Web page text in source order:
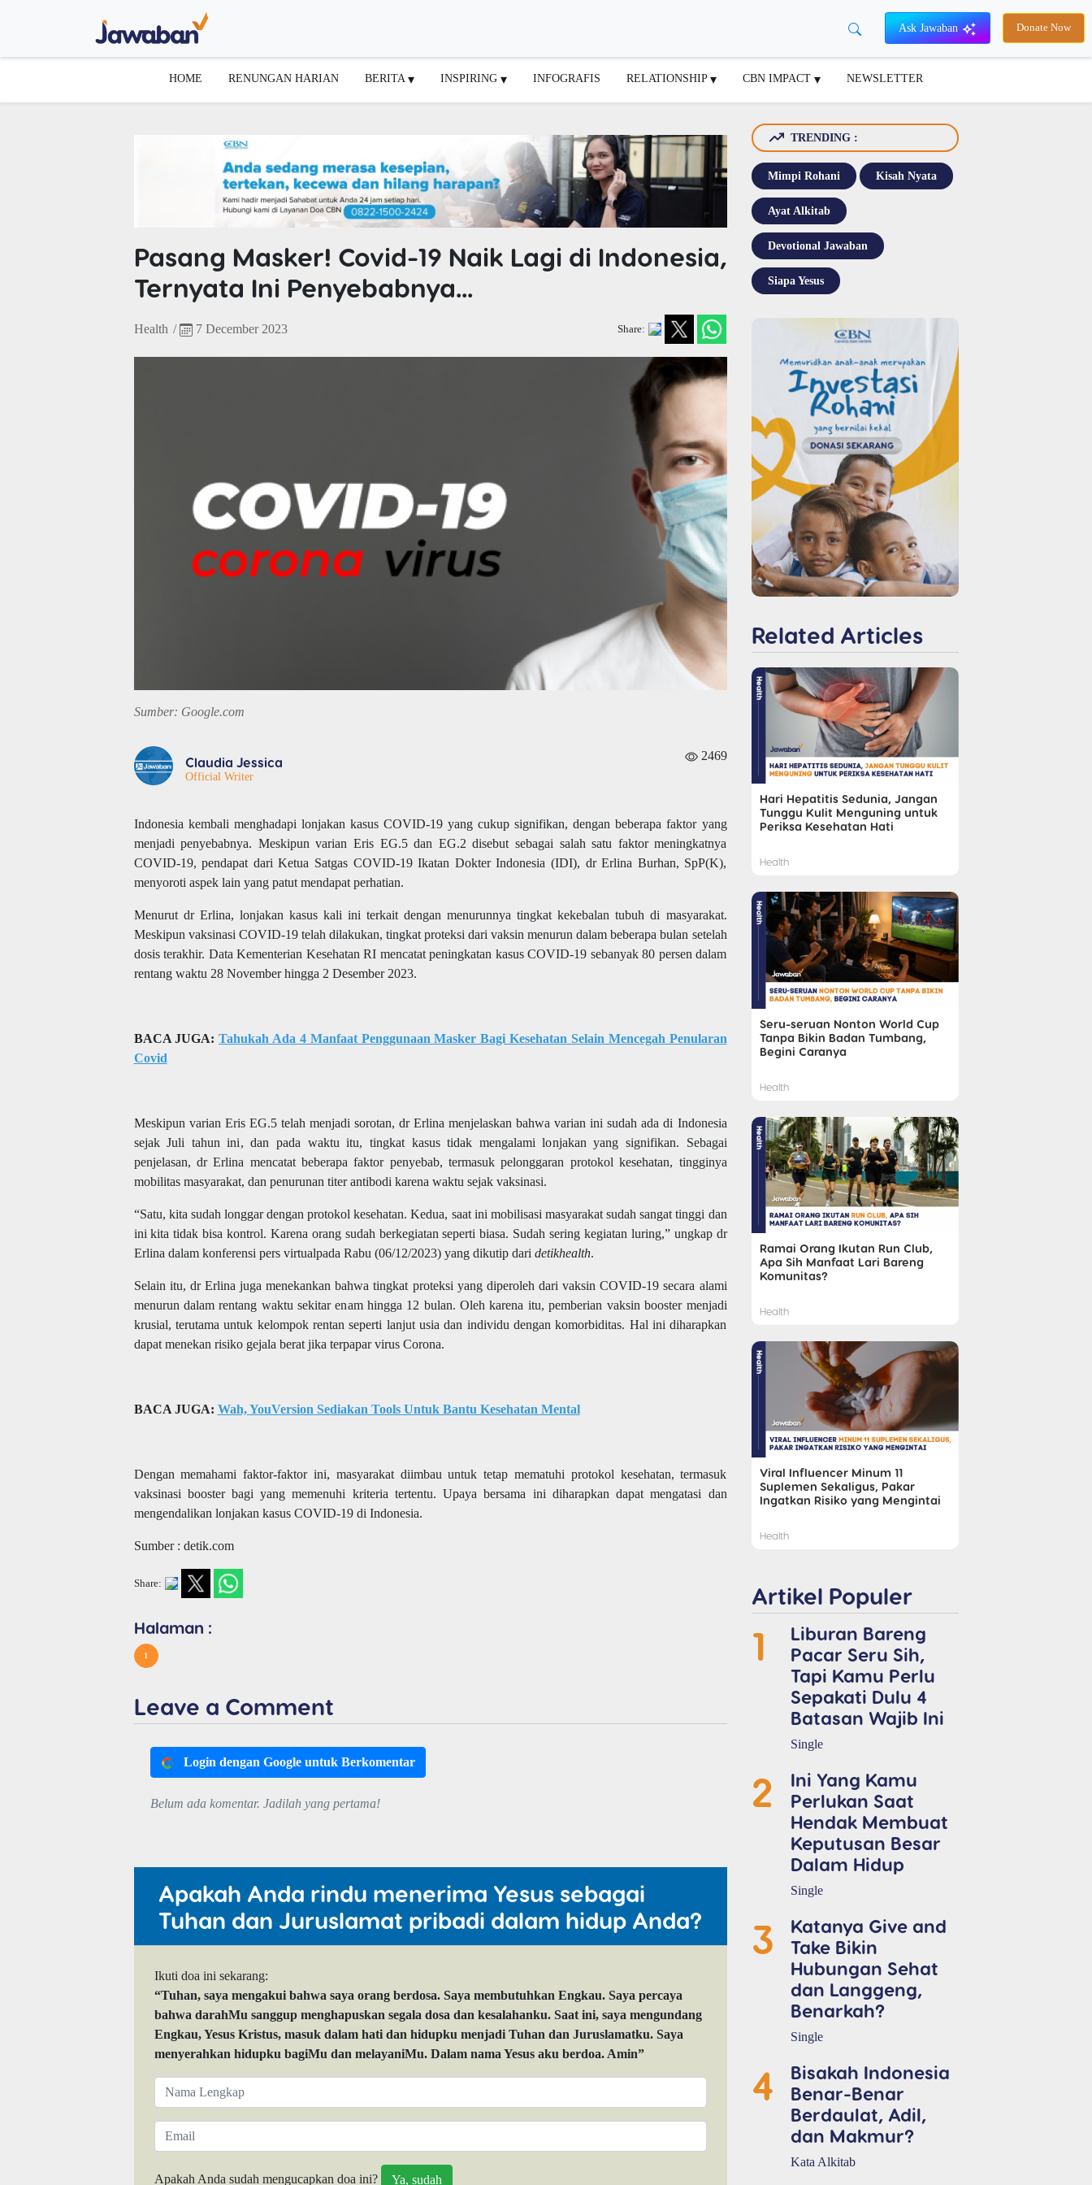
Ask Jawaban Donate Now
HOME RENUNGAN HARIAN BERITA INSPIRING INFOGRAFIS RELATIONSHIP CBN IMPACT NEWSLETTER
Pasang Masker! Covid-19 Naik Lagi di Indonesia,
Ternyata Ini Penyebabnya...
Health / 7 December 2023 Share:
Sumber: Google.com
Claudia Jessica
Official Writer
2469
Indonesia kembali menghadapi lonjakan kasus COVID-19 yang cukup signifikan, dengan beberapa faktor yang
menjadi penyebabnya. Meskipun varian Eris EG.5 dan EG.2 disebut sebagai salah satu faktor meningkatnya
COVID-19, pendapat dari Ketua Satgas COVID-19 Ikatan Dokter Indonesia (IDI), dr Erlina Burhan, SpP(K),
menyoroti aspek lain yang patut mendapat perhatian.
Menurut dr Erlina, lonjakan kasus kali ini terkait dengan menurunnya tingkat kekebalan tubuh di masyarakat.
Meskipun vaksinasi COVID-19 telah dilakukan, tingkat proteksi dari vaksin menurun dalam beberapa bulan setelah
dosis terakhir. Data Kementerian Kesehatan RI mencatat peningkatan kasus COVID-19 sebanyak 80 persen dalam
rentang waktu 28 November hingga 2 Desember 2023.
BACA JUGA:Tahukah Ada 4 Manfaat Penggunaan Masker Bagi Kesehatan Selain Mencegah Penularan
Covid
Meskipun varian Eris EG.5 telah menjadi sorotan, dr Erlina menjelaskan bahwa varian ini sudah ada di Indonesia
sejak Juli tahun ini, dan pada waktu itu, tingkat kasus tidak mengalami lonjakan yang signifikan. Sebagai
penjelasan, dr Erlina mencatat beberapa faktor penyebab, termasuk pelonggaran protokol kesehatan, tingginya
mobilitas masyarakat, dan penurunan titer antibodi karena waktu sejak vaksinasi.
“Satu, kita sudah longgar dengan protokol kesehatan. Kedua, saat ini mobilisasi masyarakat sudah sangat tinggi dan
ini kita tidak bisa kontrol. Karena orang sudah berkegiatan seperti biasa. Sudah sering kegiatan luring,” ungkap dr
Erlina dalam konferensi pers virtualpada Rabu (06/12/2023) yang dikutip dari detikhealth.
Selain itu, dr Erlina juga menekankan bahwa tingkat proteksi yang diperoleh dari vaksin COVID-19 secara alami
menurun dalam rentang waktu sekitar enam hingga 12 bulan. Oleh karena itu, pemberian vaksin booster menjadi
krusial, terutama untuk kelompok rentan seperti lanjut usia dan individu dengan komorbiditas. Hal ini diharapkan
dapat menekan risiko gejala berat jika terpapar virus Corona.
BACA JUGA: Wah, YouVersion Sediakan Tools Untuk Bantu Kesehatan Mental
Dengan memahami faktor-faktor ini, masyarakat diimbau untuk tetap mematuhi protokol kesehatan, termasuk
vaksinasi booster bagi yang memenuhi kriteria tertentu. Upaya bersama ini diharapkan dapat mengatasi dan
mengendalikan lonjakan kasus COVID-19 di Indonesia.
Sumber : detik.com
Share:
Halaman :
1
Leave a Comment
Login dengan Google untuk Berkomentar
Belum ada komentar. Jadilah yang pertama!
Apakah Anda rindu menerima Yesus sebagai
Tuhan dan Juruslamat pribadi dalam hidup Anda?
Ikuti doa ini sekarang:
“Tuhan, saya mengakui bahwa saya orang berdosa. Saya membutuhkan Engkau. Saya percaya
bahwa darahMu sanggup menghapuskan segala dosa dan kesalahanku. Saat ini, saya mengundang
Engkau, Yesus Kristus, masuk dalam hati dan hidupku menjadi Tuhan dan Juruslamatku. Saya
menyerahkan hidupku bagiMu dan melayaniMu. Dalam nama Yesus aku berdoa. Amin”
Apakah Anda sudah mengucapkan doa ini?
TRENDING :
Mimpi Rohani Kisah Nyata
Ayat Alkitab
Devotional Jawaban
Siapa Yesus
Related Articles
Hari Hepatitis Sedunia, Jangan
Tunggu Kulit Menguning untuk
Periksa Kesehatan Hati
Health
Seru-seruan Nonton World Cup
Tanpa Bikin Badan Tumbang,
Begini Caranya
Health
Ramai Orang Ikutan Run Club,
Apa Sih Manfaat Lari Bareng
Komunitas?
Health
Viral Influencer Minum 11
Suplemen Sekaligus, Pakar
Ingatkan Risiko yang Mengintai
Health
Artikel Populer
1
Liburan Bareng
Pacar Seru Sih,
Tapi Kamu Perlu
Sepakati Dulu 4
Batasan Wajib Ini
Single
2
Ini Yang Kamu
Perlukan Saat
Hendak Membuat
Keputusan Besar
Dalam Hidup
Single
3
Katanya Give and
Take Bikin
Hubungan Sehat
dan Langgeng,
Benarkah?
Single
4
Bisakah Indonesia
Benar-Benar
Berdaulat, Adil,
dan Makmur?
Kata Alkitab